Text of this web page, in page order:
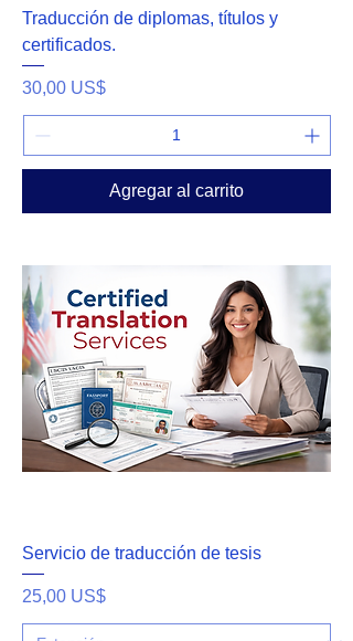
Traducción de diplomas, títulos y
certificados.
Precio
30,00 US$
Agregar al carrito
Servicio de traducción de tesis
Precio
25,00 US$